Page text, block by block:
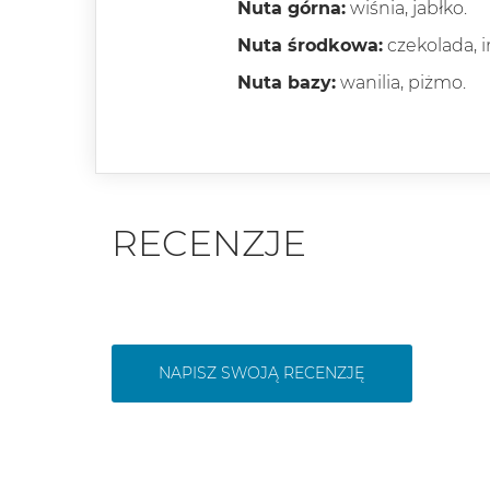
Nuta górna: wiśnia, jabłko.
Nuta środkowa: czekolada,
Nuta bazy: wanilia, piżmo.
RECENZJE
NAPISZ SWOJĄ RECENZJĘ